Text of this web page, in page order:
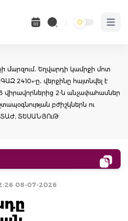
Open
մարզում․ Եղվարդի կամրջի մոտ
2410»-ը․ վերջինը հայտնվել է
3 վիրավորներից 2-ն անչափահասներ
բժիշկներն ու
ՏԵՍԱՆՅՈւԹ
08-07-2026